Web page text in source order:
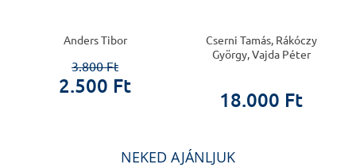
Anders Tibor
3.800 Ft
2.500 Ft
Cserni Tamás, Rákóczy
György, Vajda Péter
18.000 Ft
NEKED AJÁNLJUK